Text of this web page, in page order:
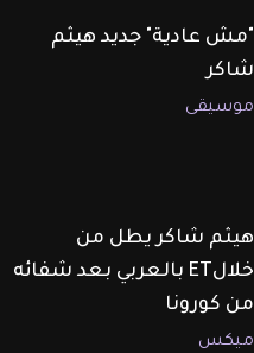
"مش عادية" جديد هيثم
شاكر
موسيقى
هيثم شاكر يطل من
خلالET بالعربي بعد شفائه
من كورونا
ميكس